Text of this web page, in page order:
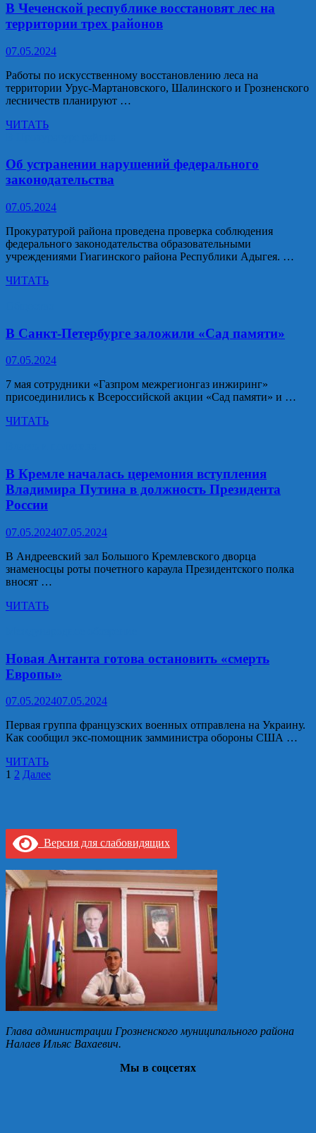
нас
есть
такой
нам
волноваться
не
о
чем
В Чеченской республике восстановят лес на
территории трех районов
07.05.2024
Работы по искусственному восстановлению леса на
территории Урус-Мартановского, Шалинского и Грозненского
лесничеств планируют …
В
восстановят
на
трех
районов
ЧИТАТЬ
Об устранении нарушений федерального
законодательства
07.05.2024
Прокуратурой района проведена проверка соблюдения
федерального законодательства образовательными
учреждениями Гиагинского района Республики Адыгея. …
Об
законодательства
ЧИТАТЬ
В Санкт-Петербурге заложили «Сад памяти»
07.05.2024
7 мая сотрудники «Газпром межрегионгаз инжиринг»
присоединились к Всероссийской акции «Сад памяти» и …
В
«Сад
памяти»
ЧИТАТЬ
В Кремле началась церемония вступления
Владимира Путина в должность Президента
России
07.05.202407.05.2024
В Андреевский зал Большого Кремлевского дворца
знаменосцы роты почетного караула Президентского полка
вносят …
В
вступления
Владимира
Путина
должность
Президента
России
ЧИТАТЬ
Новая Антанта готова остановить «смерть
Европы»
07.05.202407.05.2024
Первая группа французских военных отправлена на Украину.
Как сообщил экс-помощник замминистра обороны США …
Новая
Антанта
ЧИТАТЬ
Навигация
1 2 Далее
Версия для слабовидящих
Глава администрации Грозненского муниципального района
Налаев Ильяс Вахаевич.
Мы в соцсетях